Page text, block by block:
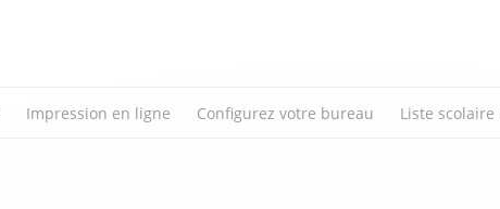
Impression en ligne Configurez votre bureau Liste scolaire